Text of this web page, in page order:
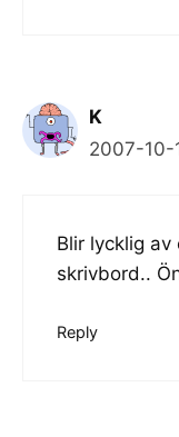
K
2007-10-
Blir lycklig
skrivbord..
Reply